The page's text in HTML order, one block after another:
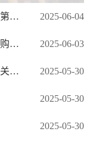
2025-06-04
关于一次性使用注水及吸脂组件项目的第二次采购公告
2025-06-03
关于合理用药软件系统维保服务项目采购意向公告
2025-05-30
关于城市癌症早诊早治项目高危评估相关试剂项目的第三次采购公告
2025-05-30
2025-05-30